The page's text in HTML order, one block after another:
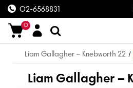
02-6568831
0
/
Liam Gallagher – Knebworth 22
Liam Gallagher –